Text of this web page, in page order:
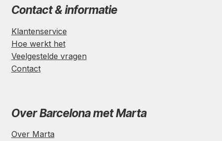
Contact & informatie
Klantenservice
Hoe werkt het
Veelgestelde vragen
Contact
Over Barcelona met Marta
Over Marta